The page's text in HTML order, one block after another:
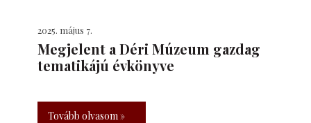
2025. május 7.
Megjelent a Déri Múzeum gazdag
tematikájú évkönyve
Tovább olvasom »